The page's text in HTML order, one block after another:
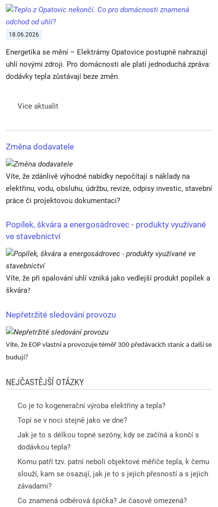
18.06.2026
Energetika se mění – Elektrárny Opatovice postupně nahrazují
uhlí novými zdroji. Pro domácnosti ale platí jednoduchá zpráva:
dodávky tepla zůstávají beze změn.
Více aktualit
Změna dodavatele
Víte, že zdánlivě výhodné nabídky nepočítají s náklady na
elektřinu, vodu, obsluhu, údržbu, revize, odpisy investic, stavební
práce či projektovou dokumentaci?
Popílek, škvára a energosádrovec - produkty využívané
ve stavebnictví
Víte, že při spalování uhlí vzniká jako vedlejší produkt popílek a
škvára?
Nepřetržité sledování provozu
Víte, že EOP vlastní a provozuje téměř 300 předávacích stanic a další se
budují?
NEJČASTĚJŠÍ OTÁZKY
Co je to kogenerační výroba elektřiny a tepla?
Topí se v noci stejně jako ve dne?
Jak je to s délkou topné sezóny, kdy se začíná a končí s
dodávkou tepla?
Komu patří tzv. patní neboli objektové měřiče tepla, k čemu
slouží, kam se osazují, jak je to s jejich přesností a s jejich
závadami?
Co znamená odběrová špička? Je časově omezená?